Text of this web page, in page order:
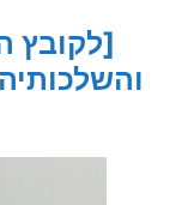
[לקובץ